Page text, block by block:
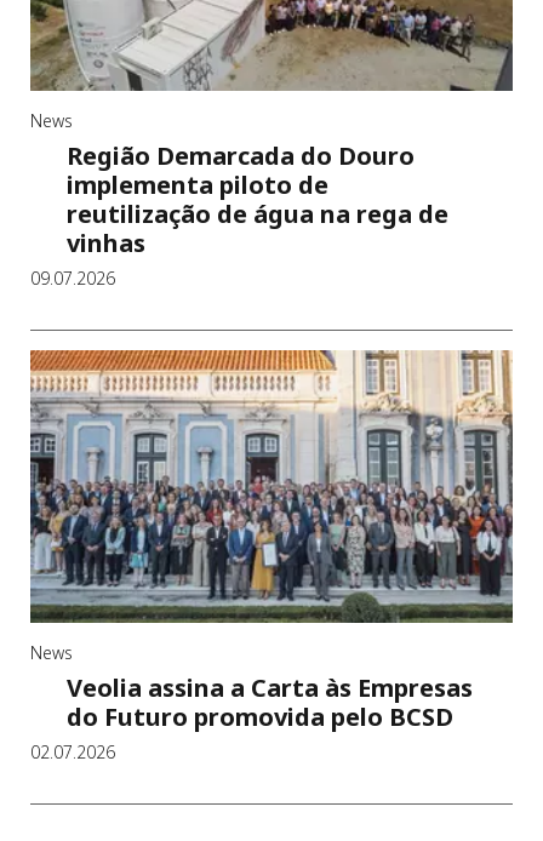
News
Região Demarcada do Douro
implementa piloto de
reutilização de água na rega de
vinhas
09.07.2026
News
Veolia assina a Carta às Empresas
do Futuro promovida pelo BCSD
02.07.2026